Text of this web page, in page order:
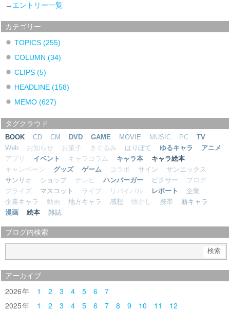
→ エントリー一覧
カテゴリー
TOPICS(255)
COLUMN(34)
CLIPS(5)
HEADLINE(158)
MEMO(627)
タグクラウド
BOOK CD CM DVD GAME MOVIE MUSIC PC
TV
Web
お知らせ お菓子 きぐるみ はりぼて ゆるキャラ
アニメ
アプリ
イベント キャラコラム キャラ本
キャラ絵本
キャンペーン
グッズ ゲーム コラボ サイン
サンエックス
サンリオ
ショップ テレビ ハンバーガー ピクサー
ブログ
プライズ
マスコット ライブ リバイバル レポート
企業
企業キャラ
動画 地方キャラ 感想 懐かし 携帯
新キャラ
漫画
絵本 雑誌
ブログ内検索
アーカイブ
2026 1 2 3 4 5 6
7
2025
1 2 3 4 5 6 7 8 9 10 11
12